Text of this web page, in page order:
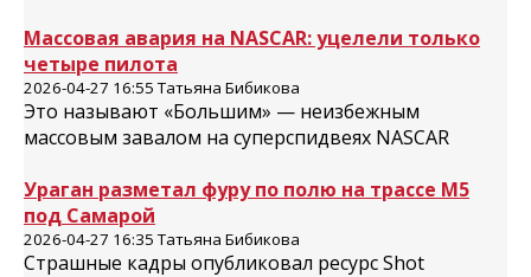
Массовая авария на NASCAR: уцелели только
четыре пилота
2026-04-27 16:55 Татьяна Бибикова
Это называют «Большим» — неизбежным
массовым завалом на суперспидвеях NASCAR
Ураган разметал фуру по полю на трассе М5
под Самарой
2026-04-27 16:35 Татьяна Бибикова
Страшные кадры опубликовал ресурс Shot